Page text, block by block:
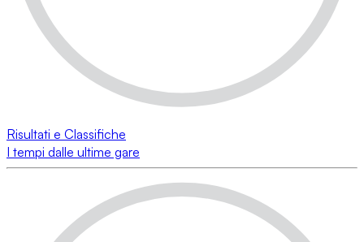
Risultati e Classifiche
I tempi dalle ultime gare